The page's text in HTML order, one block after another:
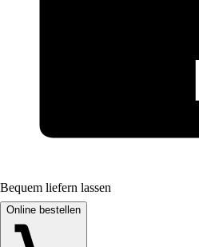
Bequem liefern lassen
Online bestellen